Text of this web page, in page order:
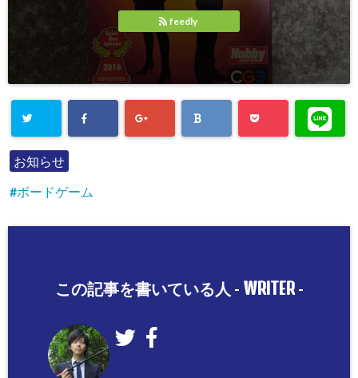
feedly
お知らせ
ボードゲーム
この記事を書いている人 - WRITER-